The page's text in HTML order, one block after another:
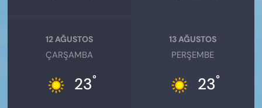
12 AĞUSTOS
ÇARŞAMBA
23°
13 AĞUSTOS
PERŞEMBE
23°